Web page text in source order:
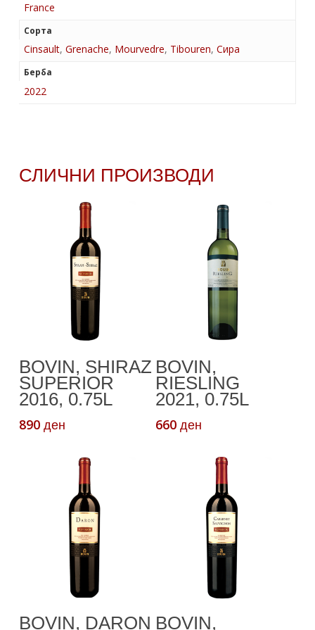
France
Сорта
Cinsault, Grenache, Mourvedre, Tibouren, Сира
Берба
2022
СЛИЧНИ ПРОИЗВОДИ
Додади Во
Кошничка
BOVIN, SHIRAZ
SUPERIOR
2016, 0.75L
890 ден
Додади Во
Кошничка
BOVIN,
RIESLING
2021, 0.75L
660ден
Додади Во
BOVIN, DARON
Додади Во
BOVIN,